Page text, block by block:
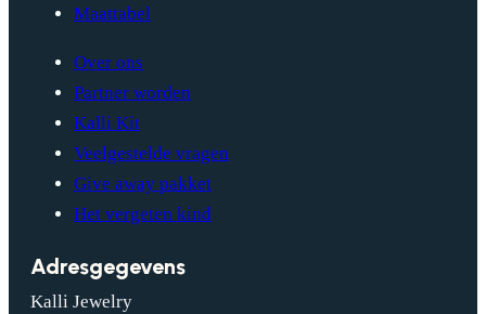
Maattabel
Over ons
Partner worden
Kalli Kit
Veelgestelde vragen
Give away pakket
Het vergeten kind
Adresgegevens
Kalli Jewelry